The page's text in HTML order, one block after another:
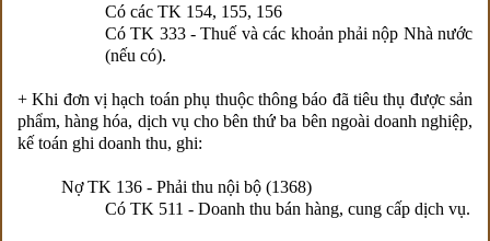
Có các TK 154, 155, 156
Có TK 333 - Thuế và các khoản phải nộp Nhà nước
(nếu có).
+ Khi đơn vị hạch toán phụ thuộc thông báo đã tiêu thụ được sản
phẩm, hàng hóa, dịch vụ cho bên thứ ba bên ngoài doanh nghiệp,
kế toán ghi doanh thu, ghi:
Nợ TK 136 - Phải thu nội bộ (1368)
Có TK 511 - Doanh thu bán hàng, cung cấp dịch vụ.